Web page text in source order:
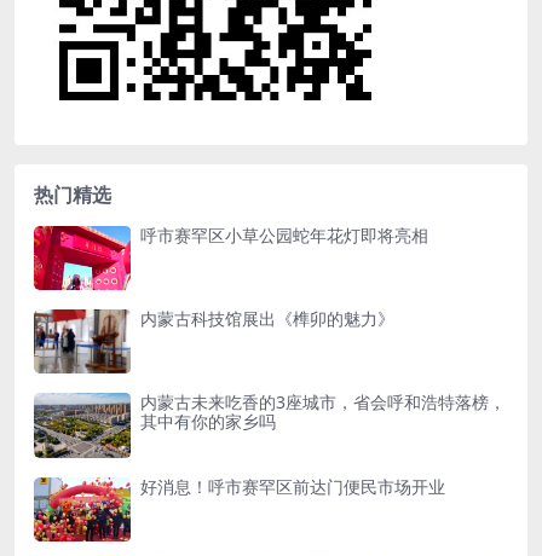
热门精选
呼市赛罕区小草公园蛇年花灯即将亮相
内蒙古科技馆展出《榫卯的魅力》
内蒙古未来吃香的3座城市，省会呼和浩特落榜，
其中有你的家乡吗
好消息！呼市赛罕区前达门便民市场开业